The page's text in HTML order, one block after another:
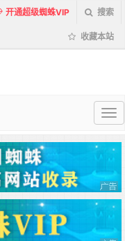
开通超级蜘蛛VIP 搜索
收藏本站
超
蜘
蛛
池